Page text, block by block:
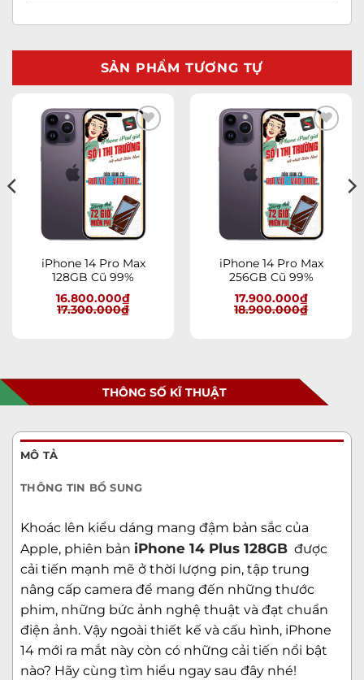
SẢN PHẨM TƯƠNG TỰ
Add to
wishlist
iPhone 14 Pro Max
128GB Cũ 99%
16.800.000₫
17.300.000₫
Add to
wishlist
iPhone 14 Pro Max
256GB Cũ 99%
17.900.000₫
18.900.000₫
THÔNG SỐ KĨ THUẬT
MÔ TẢ
THÔNG TIN BỔ SUNG
Khoác lên kiểu dáng mang đậm bản sắc của
Apple, phiên bản iPhone 14 Plus 128GB được
cải tiến mạnh mẽ ở thời lượng pin, tập trung
nâng cấp camera để mang đến những thước
phim, những bức ảnh nghệ thuật và đạt chuẩn
điện ảnh. Vậy ngoài thiết kế và cấu hình, iPhone
14 mới ra mắt này còn có những cải tiến nổi bật
nào? Hãy cùng tìm hiểu ngay sau đây nhé!